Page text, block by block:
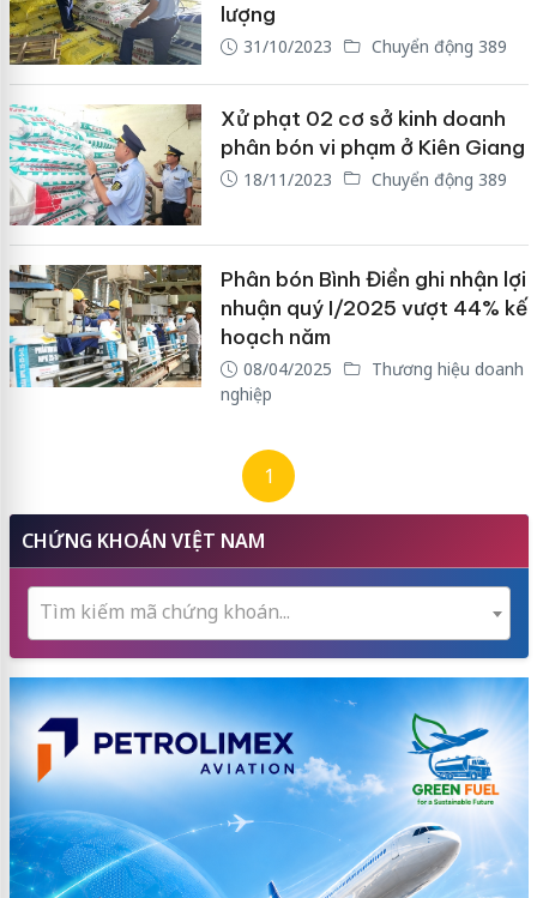
lượng
31/10/2023 Chuyển động 389
Xử phạt 02 cơ sở kinh doanh
phân bón vi phạm ở Kiên Giang
18/11/2023 Chuyển động 389
Phân bón Bình Điền ghi nhận lợi
nhuận quý I/2025 vượt 44% kế
hoạch năm
08/04/2025
Thương hiệu doanh
nghiệp
1
CHỨNG KHOÁN VIỆT NAM
Tìm kiếm mã chứng khoán...